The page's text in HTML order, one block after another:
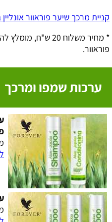
קניית מרכך שיער פוראוור
* מחיר משלוח 20
פוראוור.
ערכות שמפו ומרכך